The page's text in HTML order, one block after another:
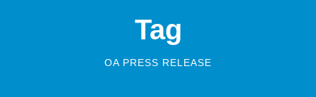
Tag
OA PRESS RELEASE